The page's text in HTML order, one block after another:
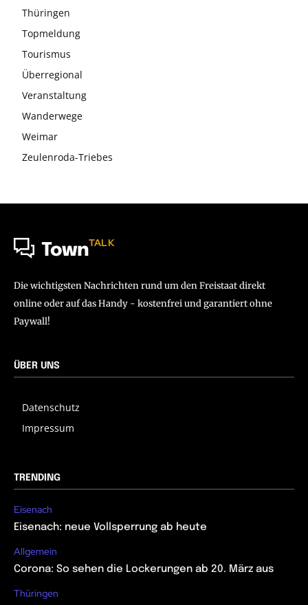
Thüringen
Topmeldung
Tourismus
Überregional
Veranstaltung
Wanderwege
Weimar
Zeulenroda-Triebes
TownTALK
Die wichtigsten Nachrichten rund um den Freistaat direkt
online oder auf das Handy - kostenfrei und garantiert ohne
Paywall!
ÜBER UNS
Datenschutz
Impressum
TRENDING
Eisenach
Eisenach: neue Vollsperrung ab heute
Allgemein
Corona: So sehen die Lockerungen ab 20. März aus
Thüringen